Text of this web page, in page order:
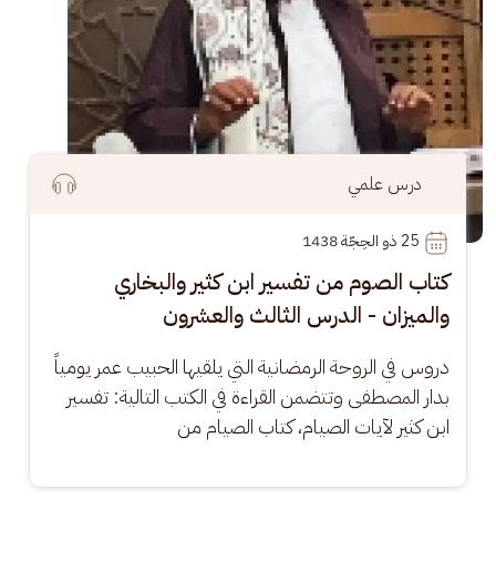
درس علمي
25
كتاب الصوم من تفسير ابن كثير والبخاري
والميزان - الدرس الثالث والعشرون
دروس في الروحة الرمضانية التي يلقيها الحبيب عمر يومياً
بدار المصطفى وتتضمن القراءة في الكتب التالية: تفسير
ابن كثير لآيات الصيام، كتاب الصيام من